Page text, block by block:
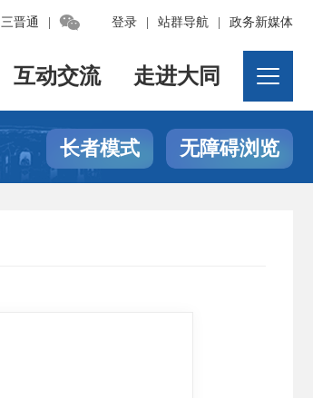
登录 站群导航 政务新媒体
三晋通 
互动交流 走进大同
长者模式 无障碍浏览